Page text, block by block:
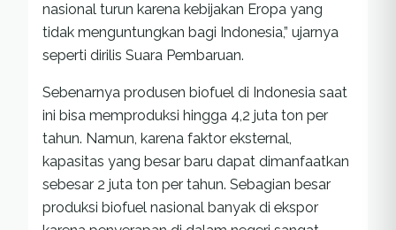
nasional turun karena kebijakan Eropa yang
tidak menguntungkan bagi Indonesia,” ujarnya
seperti dirilis Suara Pembaruan.
Sebenarnya produsen biofuel di Indonesia saat
ini bisa memproduksi hingga 4,2 juta ton per
tahun. Namun, karena faktor eksternal,
kapasitas yang besar baru dapat dimanfaatkan
sebesar 2 juta ton per tahun. Sebagian besar
produksi biofuel nasional banyak di ekspor